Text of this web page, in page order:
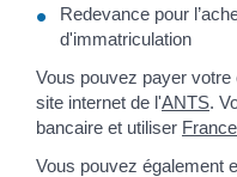
Redevance pour
d'immatriculation
Vous pouvez payer
site internet de l'ANTS.
bancaire et utiliser
Vous pouvez également